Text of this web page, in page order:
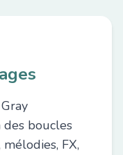
des boucles
FX,